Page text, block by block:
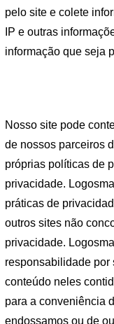
pelo site e colete
IP e outras
informação que seja
Nosso site pode
de nossos parceiros
próprias políticas de
privacidade.
práticas de
outros sites não
privacidade.
responsabilidade por
conteúdo neles
para a conveniência
endossamos ou de